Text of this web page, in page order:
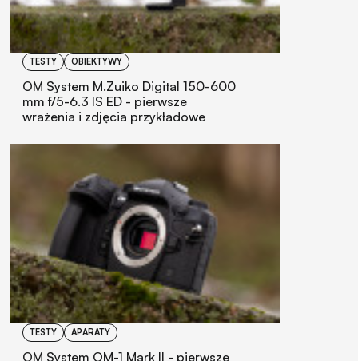
TESTY OBIEKTYWY
OM System M.Zuiko Digital 150-600
mm f/5-6.3 IS ED - pierwsze
wrażenia i zdjęcia przykładowe
TESTY APARATY
OM System OM-1 Mark II - pierwsze